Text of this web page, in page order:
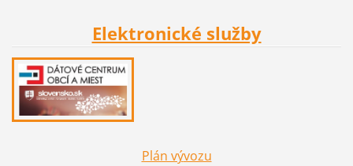
Elektronické služby
Plán vývozu